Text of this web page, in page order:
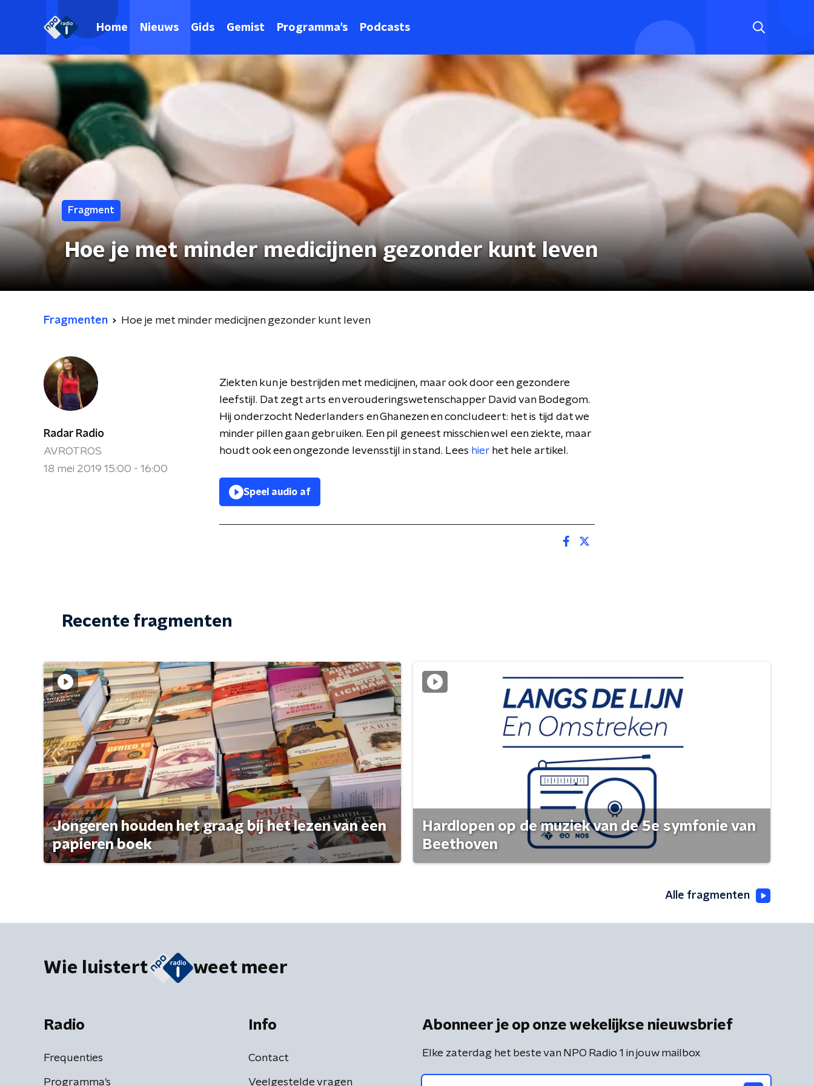
Home Nieuws Gids Gemist Programma's Podcasts
Fragment
Hoe je met minder medicijnen gezonder kunt leven
Fragmenten Hoe je met minder medicijnen gezonder kunt leven
Radar Radio
AVROTROS
18 mei 2019 15:00 - 16:00
Ziekten kun je bestrijden met medicijnen, maar ook door een gezondere
leefstijl. Dat zegt arts en verouderingswetenschapper David van Bodegom.
Hij onderzocht Nederlanders en Ghanezen en concludeert: het is tijd dat we
minder pillen gaan gebruiken. Een pil geneest misschien wel een ziekte, maar
houdt ook een ongezonde levensstijl in stand. Lees hier het hele artikel.
Speel audio af
Recente fragmenten
Jongeren houden het graag bij het lezen van een
papieren boek
Hardlopen op de muziek van de 5e symfonie van
Beethoven
Alle fragmenten
Wie luistert weet meer
Radio
Frequenties
Programma's
Info
Contact
Veelgestelde vragen
Abonneer je op onze wekelijkse nieuwsbrief
Elke zaterdag het beste van NPO Radio 1 in jouw mailbox